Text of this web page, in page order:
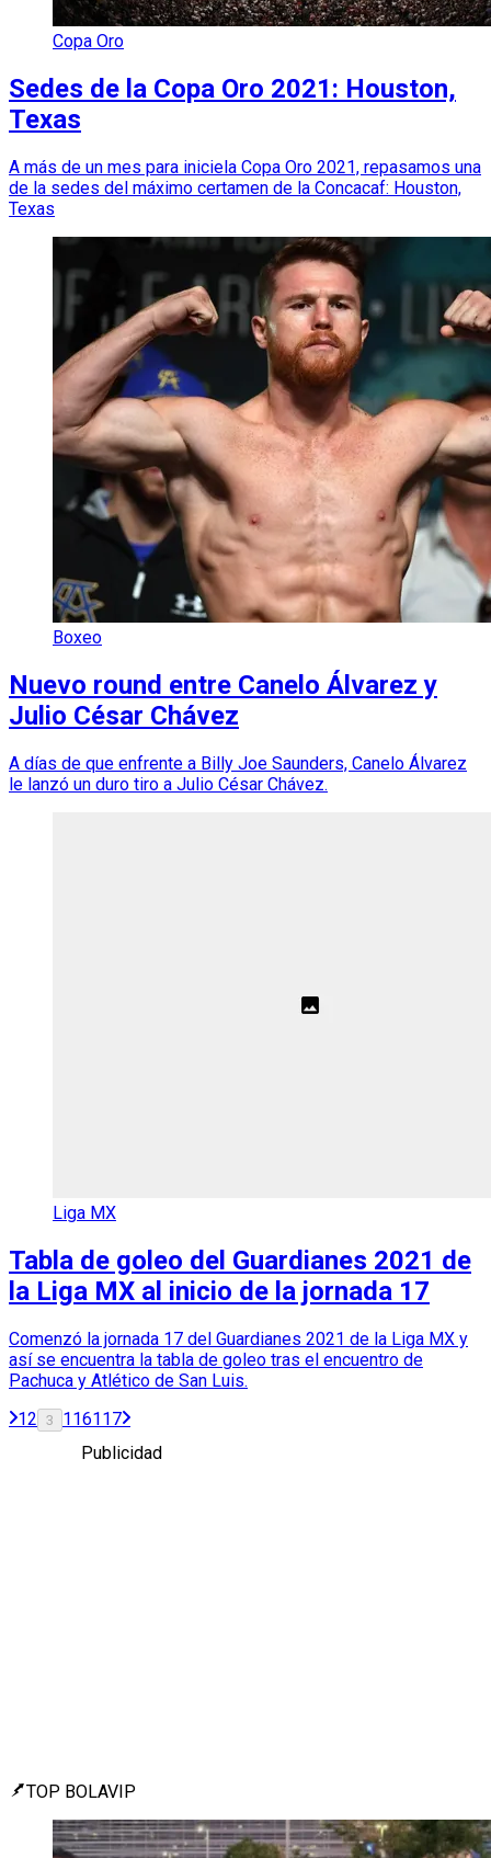
Copa Oro
Sedes de la Copa Oro 2021: Houston,
Texas
A más de un mes para iniciela Copa Oro 2021, repasamos una
de la sedes del máximo certamen de la Concacaf: Houston,
Texas
Boxeo
Nuevo round entre Canelo Álvarez y
Julio César Chávez
A días de que enfrente a Billy Joe Saunders, Canelo Álvarez
le lanzó un duro tiro a Julio César Chávez.
Liga MX
Tabla de goleo del Guardianes 2021 de
la Liga MX al inicio de la jornada 17
Comenzó la jornada 17 del Guardianes 2021 de la Liga MX y
así se encuentra la tabla de goleo tras el encuentro de
Pachuca y Atlético de San Luis.
12 3 116117
Publicidad
TOP BOLAVIP